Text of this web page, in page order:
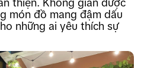
thiện. Không gian được
món đồ mang đậm dấu
những ai yêu thích sự